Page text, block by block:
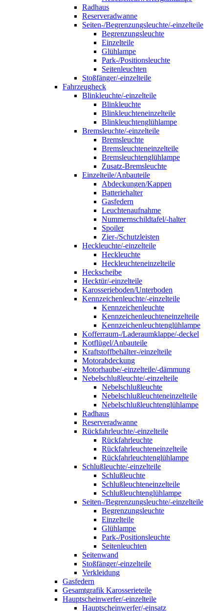
Radhaus
Reserveradwanne
Seiten-/Begrenzungsleuchte/-einzelteile
Begrenzungsleuchte
Einzelteile
Glühlampe
Park-/Positionsleuchte
Seitenleuchten
Stoßfänger/-einzelteile
Fahrzeugheck
Blinkleuchte/-einzelteile
Blinkleuchte
Blinkleuchteneinzelteile
Blinkleuchtenglühlampe
Bremsleuchte/-einzelteile
Bremsleuchte
Bremsleuchteneinzelteile
Bremsleuchtenglühlampe
Zusatz-Bremsleuchte
Einzelteile/Anbauteile
Abdeckungen/Kappen
Batteriehalter
Gasfedern
Leuchtenaufnahme
Nummernschildtafel/-halter
Spoiler
Zier-/Schutzleisten
Heckleuchte/-einzelteile
Heckleuchte
Heckleuchteneinzelteile
Heckscheibe
Hecktür/-einzelteile
Karosserieboden/Unterboden
Kennzeichenleuchte/-einzelteile
Kennzeichenleuchte
Kennzeichenleuchteneinzelteile
Kennzeichenleuchtenglühlampe
Kofferraum-/Laderaumklappe/-deckel
Kotflügel/Anbauteile
Kraftstoffbehälter-/einzelteile
Motorabdeckung
Motorhaube/-einzelteile/-dämmung
Nebelschlußleuchte/-einzelteile
Nebelschlußleuchte
Nebelschlußleuchteneinzelteile
Nebelschlußleuchtenglühlampe
Radhaus
Reserveradwanne
Rückfahrleuchte/-einzelteile
Rückfahrleuchte
Rückfahrleuchteneinzelteile
Rückfahrleuchtenglühlampe
Schlußleuchte/-einzelteile
Schlußleuchte
Schlußleuchteneinzelteile
Schlußleuchtenglühlampe
Seiten-/Begrenzungsleuchte/-einzelteile
Begrenzungsleuchte
Einzelteile
Glühlampe
Park-/Positionsleuchte
Seitenleuchten
Seitenwand
Stoßfänger/-einzelteile
Verkleidung
Gasfedern
Gesamtgrafik Karosserieteile
Hauptscheinwerfer/-einzelteile
Hauptscheinwerfer/-einsatz